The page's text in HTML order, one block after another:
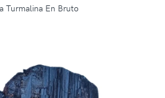
Turmalina En Bruto